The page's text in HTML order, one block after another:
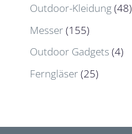
Outdoor-Kleidung(48)
Messer(155)
Outdoor Gadgets (4)
Ferngläser(25)